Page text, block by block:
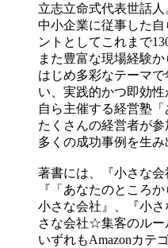
立志立命式代表世話人
中小企業に従事した
ントとしてこれまで
また豊富な現場経験
はじめ多彩なテーマ
い、実践的かつ即効性
自ら主催する経営塾
たくさんの経営者が
多くの成功事例を生み
著書には、『小さな
『「あなたのところ
小さな会社』、『小
さな会社☆集客のルー
いずれもAmazonカテ